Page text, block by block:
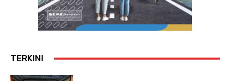
TERKINI